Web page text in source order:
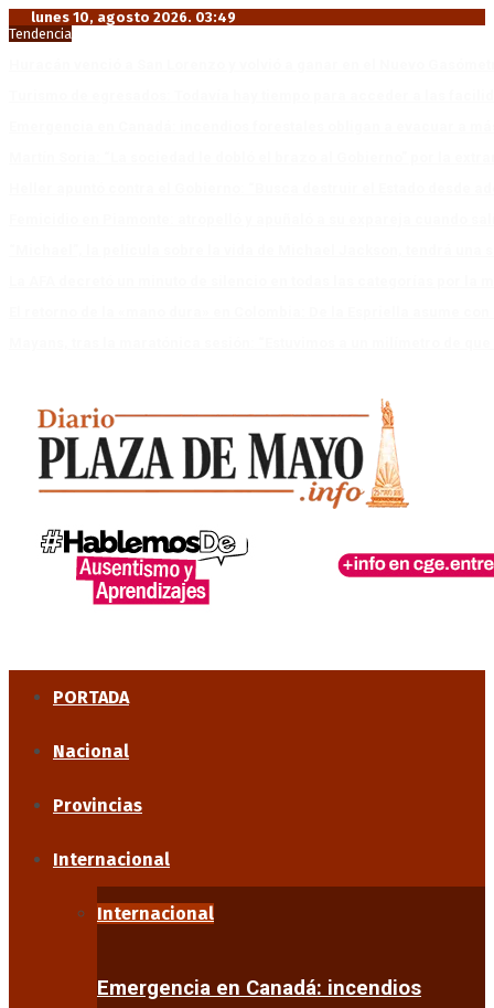
lunes 10, agosto 2026. 03:49
Tendencia
PORTADA
Nacional
Provincias
Internacional
Internacional
Emergencia en Canadá: incendios